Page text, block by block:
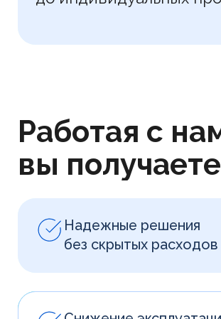
Безопасность и соответствие
санитарным нормам